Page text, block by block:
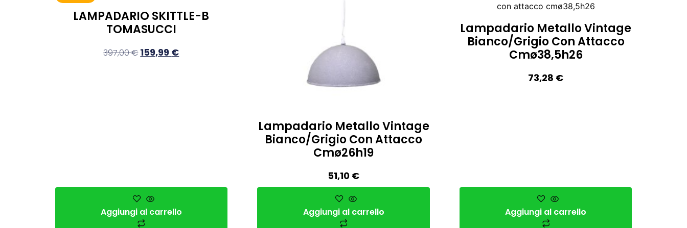
LAMPADARIO SKITTLE-B
TOMASUCCI
397,00€ 159,99 €
Aggiungi al carrello
Lampadario Metallo Vintage
Bianco/grigio Con Attacco
Cmø26h19
51,10 €
Aggiungi al carrello
Lampadario Metallo Vintage
Bianco/grigio Con Attacco
Cmø38,5h26
73,28 €
Aggiungi al carrello